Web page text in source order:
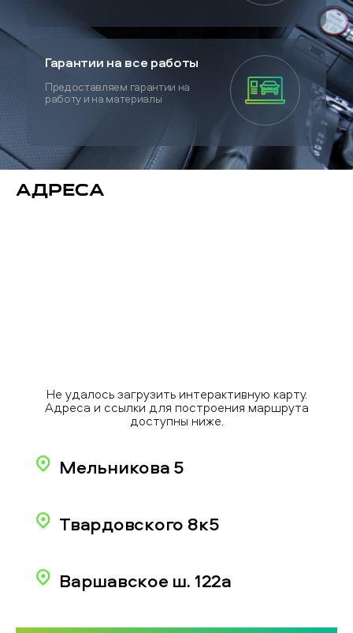
Гарантии на все работы
Предоставляем гарантии на
работу и на материалы
Адреса
Не удалось загрузить интерактивную карту.
Адреса и ссылки для построения маршрута
доступны ниже.
Мельникова 5
Твардовского 8к5
Варшавское ш. 122а